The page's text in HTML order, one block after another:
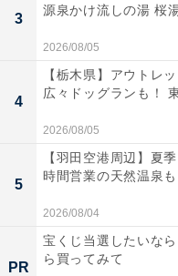
図：「知の深化」と「知の探
『好奇心でゼロからイチを生み
3
源泉かけ流しの湯 桜
2026/08/05
4
【栃木県】アウトレ
広々ドッグランも！
2026/08/05
5
【羽田空港周辺】夏
時間営業の天然温泉
2026/08/04
PR
宝くじ当選したいな
ら買ってみて